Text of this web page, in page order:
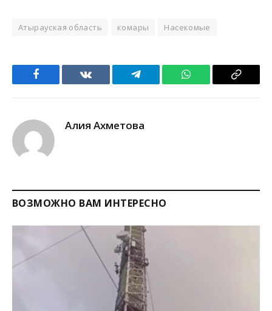
Атырауская область комары Насекомые
Facebook VKontakteTelegram WhatsApp Copy
Алия Ахметова
ВОЗМОЖНО ВАМ ИНТЕРЕСНО